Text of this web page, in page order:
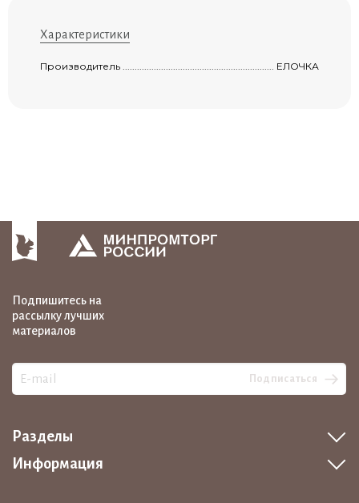
Характеристики
Производитель ЕЛОЧКА
Подпишитесь на
рассылку лучших
материалов
Подписаться
Разделы
Информация